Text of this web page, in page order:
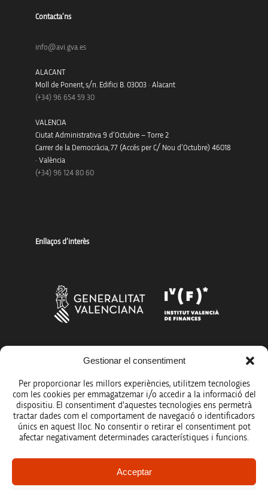
Gestionar el consentiment
Per proporcionar les millors experiències, utilitzem tecnologies
com les cookies per emmagatzemar i/o accedir a la informació del
dispositiu. El consentiment d'aquestes tecnologies ens permetrà
tractar dades com el comportament de navegació o identificadors
únics en aquest lloc. No consentir o retirar el consentiment pot
afectar negativament determinades característiques i funcions.
Acceptar
Contacta’ns
info@avi.gva.es
ALACANT
Moll de Ponent, s/n. Edifici B. 03003 · Alacant
(+34) 96 654 59 30
VALENCIA
Ciutat Administrativa 9 d’Octubre – Torre 2
Carrer de la Democràcia, 77 (Accés per C/ Nou d’Octubre) 46018
· València
(+34) 96 124 80 60
Enllaços d’interès
Més organismes de suport a la innovació
Avís legal
Política de protecció de dades